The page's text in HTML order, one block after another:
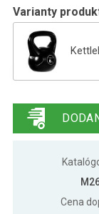
Varianty
Cena